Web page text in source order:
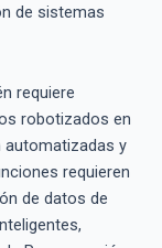
de sistemas
requiere
robotizados en
automatizadas y
requieren
de datos de